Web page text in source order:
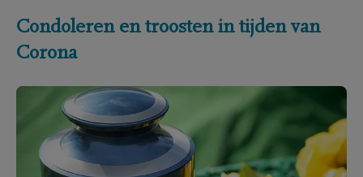
Condoleren en troosten in tijden van
Corona